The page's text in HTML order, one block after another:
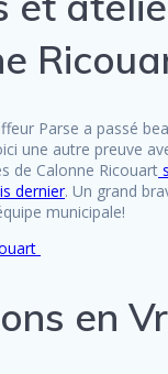
Parse a passé
une autre preuve
de Calonne Ricouart
dernier. Un grand
municipale!
en